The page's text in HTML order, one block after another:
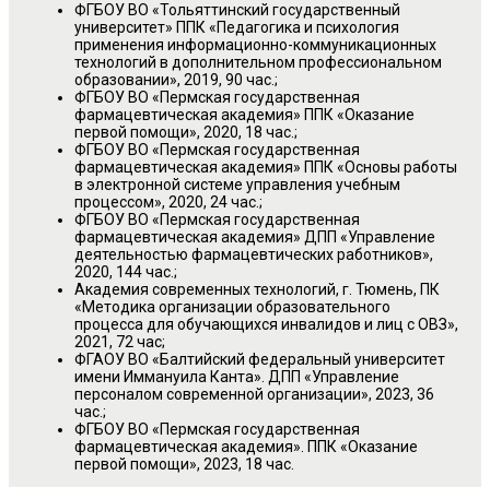
ФГБОУ ВО «Тольяттинский государственный
университет» ППК «Педагогика и психология
применения информационно-коммуникационных
технологий в дополнительном профессиональном
образовании», 2019, 90 час.;
ФГБОУ ВО «Пермская государственная
фармацевтическая академия» ППК «Оказание
первой помощи», 2020, 18 час.;
ФГБОУ ВО «Пермская государственная
фармацевтическая академия» ППК «Основы работы
в электронной системе управления учебным
процессом», 2020, 24 час.;
ФГБОУ ВО «Пермская государственная
фармацевтическая академия» ДПП «Управление
деятельностью фармацевтических работников»,
2020, 144 час.;
Академия современных технологий, г. Тюмень, ПК
«Методика организации образовательного
процесса для обучающихся инвалидов и лиц с ОВЗ»,
2021, 72 час;
ФГАОУ ВО «Балтийский федеральный университет
имени Иммануила Канта». ДПП «Управление
персоналом современной организации», 2023, 36
час.;
ФГБОУ ВО «Пермская государственная
фармацевтическая академия». ППК «Оказание
первой помощи», 2023, 18 час.